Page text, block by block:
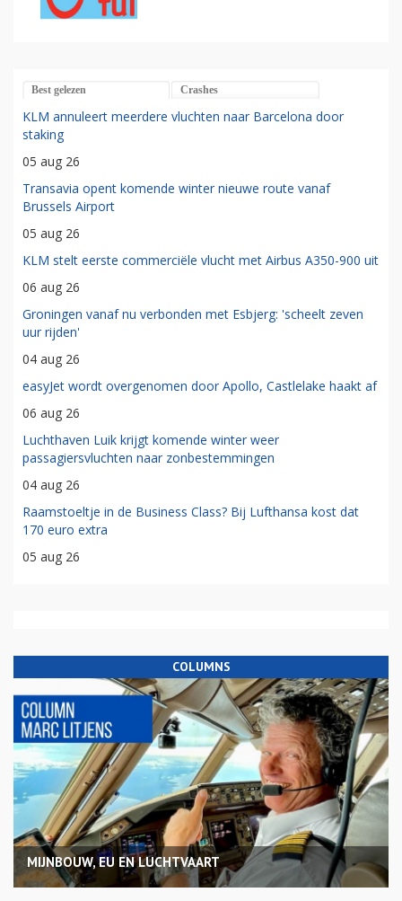
Best gelezen Crashes
KLM annuleert meerdere vluchten naar Barcelona door
staking
05 aug 26
Transavia opent komende winter nieuwe route vanaf
Brussels Airport
05 aug 26
KLM stelt eerste commerciële vlucht met Airbus A350-900 uit
06 aug 26
Groningen vanaf nu verbonden met Esbjerg: 'scheelt zeven
uur rijden'
04 aug 26
easyJet wordt overgenomen door Apollo, Castlelake haakt af
06 aug 26
Luchthaven Luik krijgt komende winter weer
passagiersvluchten naar zonbestemmingen
04 aug 26
Raamstoeltje in de Business Class? Bij Lufthansa kost dat
170 euro extra
05 aug 26
COLUMNS
MIJNBOUW, EU EN LUCHTVAART